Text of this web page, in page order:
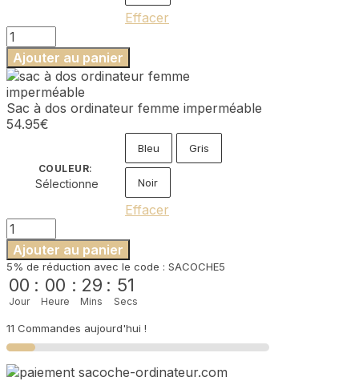
Effacer
quantité
de
Sac
à
dos
ordinateur
femme
Ajouter au panier
Sac à dos ordinateur femme imperméable
54.95€
COULEUR:
Sélectionne
Bleu Gris
Noir
Effacer
quantité
de
Sac
à
dos
ordinateur
femme
Ajouter au panier
5% de réduction avec le code : SACOCHE5
00
Jour
: 00
Heure
: 29
Mins
: 51
Secs
11 Commandes aujourd'hui !